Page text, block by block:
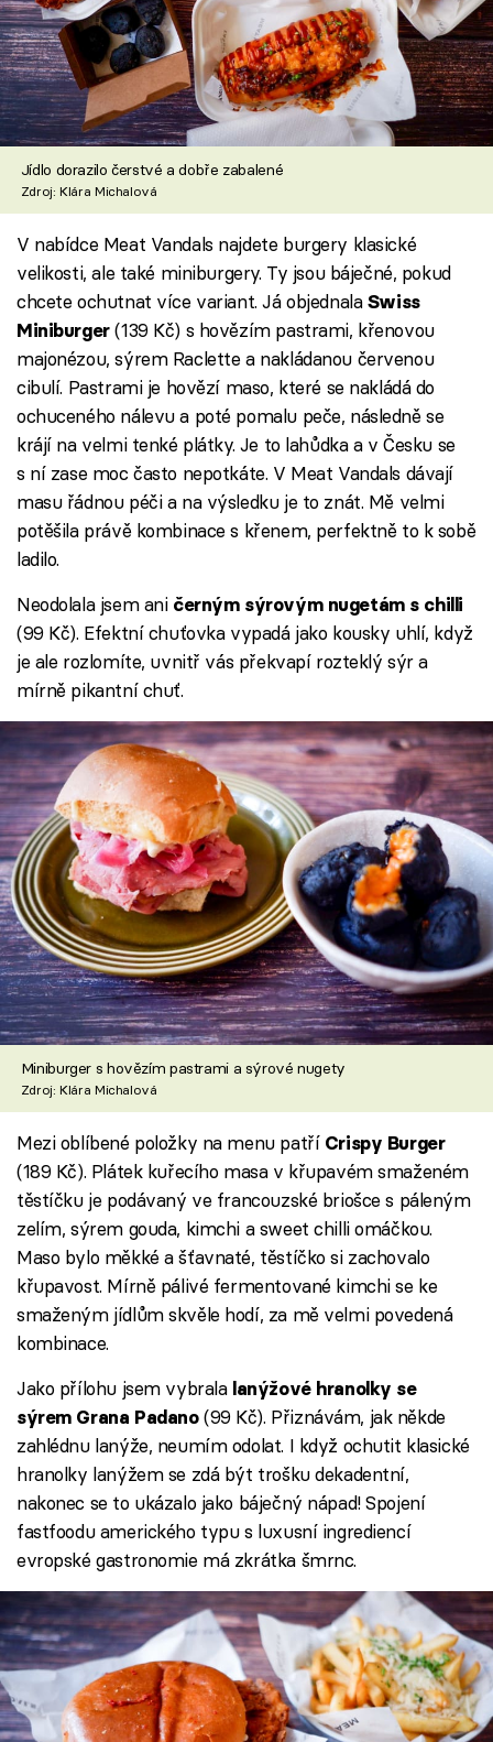
Jídlo dorazilo čerstvé a dobře zabalené
Zdroj: Klára Michalová
V nabídce Meat Vandals najdete burgery klasické
velikosti, ale také miniburgery. Ty jsou báječné, pokud
chcete ochutnat více variant. Já objednala Swiss
Miniburger(139 Kč) s hovězím pastrami, křenovou
majonézou, sýrem Raclette a nakládanou červenou
cibulí. Pastrami je hovězí maso, které se nakládá do
ochuceného nálevu a poté pomalu peče, následně se
krájí na velmi tenké plátky. Je to lahůdka a v Česku se
s ní zase moc často nepotkáte. V Meat Vandals dávají
masu řádnou péči a na výsledku je to znát. Mě velmi
potěšila právě kombinace s křenem, perfektně to k sobě
ladilo.
Neodolala jsem ani černým sýrovým nugetám s chilli
(99 Kč). Efektní chuťovka vypadá jako kousky uhlí, když
je ale rozlomíte, uvnitř vás překvapí rozteklý sýr a
mírně pikantní chuť.
Miniburger s hovězím pastrami a sýrové nugety
Zdroj: Klára Michalová
Mezi oblíbené položky na menu patří Crispy Burger
(189 Kč). Plátek kuřecího masa v křupavém smaženém
těstíčku je podávaný ve francouzské briošce s páleným
zelím, sýrem gouda, kimchi a sweet chilli omáčkou.
Maso bylo měkké a šťavnaté, těstíčko si zachovalo
křupavost. Mírně pálivé fermentované kimchi se ke
smaženým jídlům skvěle hodí, za mě velmi povedená
kombinace.
Jako přílohu jsem vybrala lanýžové hranolky se
sýrem Grana Padano(99 Kč). Přiznávám, jak někde
zahlédnu lanýže, neumím odolat. I když ochutit klasické
hranolky lanýžem se zdá být trošku dekadentní,
nakonec se to ukázalo jako báječný nápad! Spojení
fastfoodu amerického typu s luxusní ingrediencí
evropské gastronomie má zkrátka šmrnc.